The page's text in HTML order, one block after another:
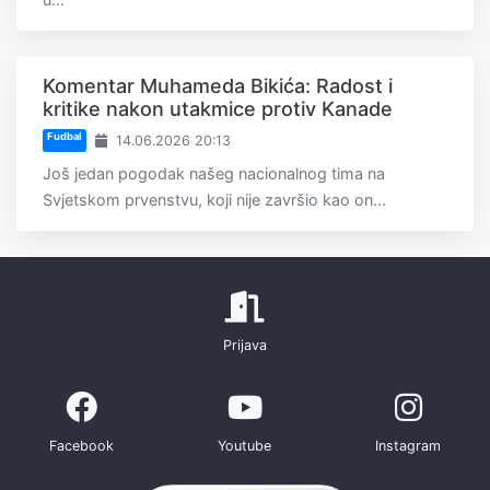
Komentar Muhameda Bikića: Radost i
kritike nakon utakmice protiv Kanade
Fudbal 14.06.2026 20:13
Još jedan pogodak našeg nacionalnog tima na
Svjetskom prvenstvu, koji nije završio kao on...
Prijava
Facebook Youtube Instagram